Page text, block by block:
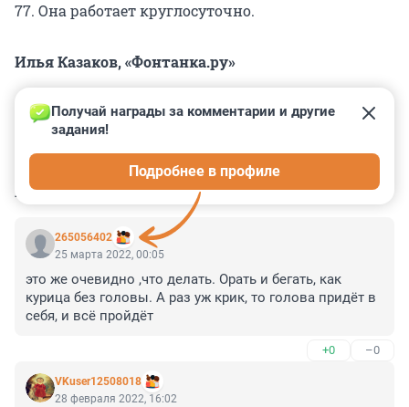
77. Она работает круглосуточно.
Илья Казаков, «Фонтанка.ру»
КОММЕНТАРИИ 67
265056402
Получай награды за комментарии и другие
задания!
Подробнее в профиле
25 марта 2022, 00:05
это же очевидно ,что делать. Орать и бегать, как
курица без головы. А раз уж крик, то голова придёт в
себя, и всё пройдёт
+0 –0
VKuser12508018
28 февраля 2022, 16:02